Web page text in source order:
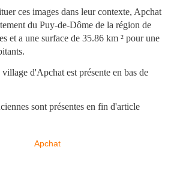
ces images dans leur contexte, Apchat
du Puy-de-Dôme de la région de
et a une surface de 35.86 km ² pour une
d'Apchat est présente en bas de
sont présentes en fin d'article